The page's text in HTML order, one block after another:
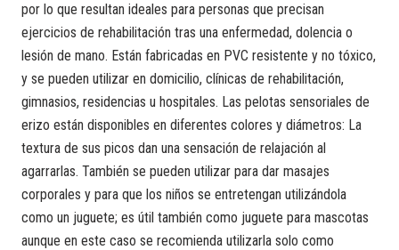
por lo que resultan ideales para personas que precisan
ejercicios de rehabilitación tras una enfermedad, dolencia o
lesión de mano. Están fabricadas en PVC resistente y no tóxico,
y se pueden utilizar en domicilio, clínicas de rehabilitación,
gimnasios, residencias u hospitales. Las pelotas sensoriales de
erizo están disponibles en diferentes colores y diámetros: La
textura de sus picos dan una sensación de relajación al
agarrarlas. También se pueden utilizar para dar masajes
corporales y para que los niños se entretengan utilizándola
como un juguete; es útil también como juguete para mascotas
aunque en este caso se recomienda utilizarla solo como